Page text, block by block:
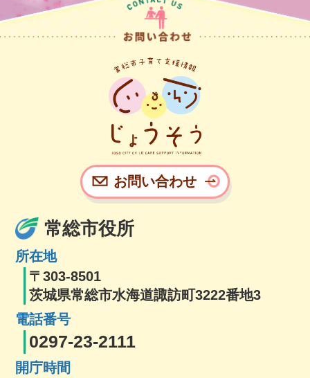
お問い合わせ
常総市役所
所在地
〒303-8501
茨城県常総市水海道諏訪町3222番地3
電話番号
0297-23-2111
開庁時間